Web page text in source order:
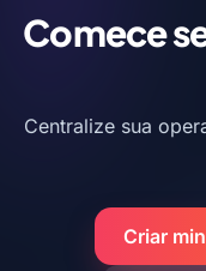
Comece
Centralize sua
Criar